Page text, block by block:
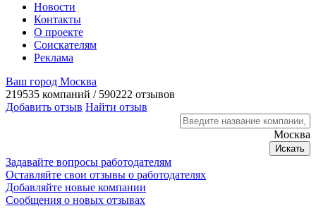
Новости
Контакты
О проекте
Соискателям
Реклама
Ваш город Москва
219535 компаний / 590222 отзывов
Добавить отзыв Найти отзыв
Москва
Искать
Задавайте вопросы работодателям
Оставляйте свои отзывы о работодателях
Добавляйте новые компании
Сообщения о новых отзывах